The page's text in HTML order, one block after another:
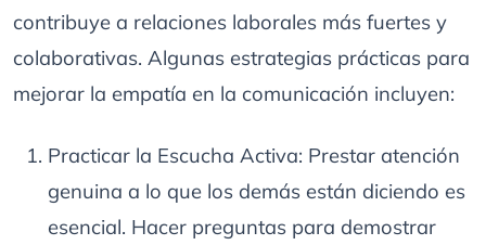
contribuye a relaciones laborales más fuertes y
colaborativas. Algunas estrategias prácticas para
mejorar la empatía en la comunicación incluyen:
Practicar la Escucha Activa: Prestar atención
genuina a lo que los demás están diciendo es
esencial. Hacer preguntas para demostrar